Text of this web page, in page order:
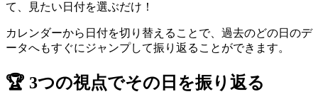
て、見たい日付を選ぶだけ！
カレンダーから日付を切り替えることで、過去のどの日のデ
ータへもすぐにジャンプして振り返ることができます。
🏆 3つの視点でその日を振り返る